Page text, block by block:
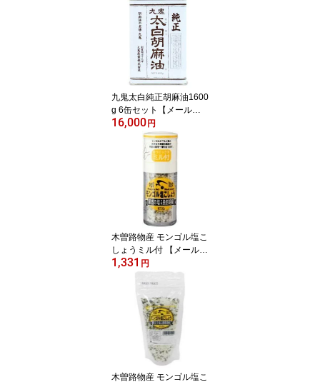
九鬼太白純正胡麻油1600
g 6缶セット【メール
便・コンパクト便不可】
16,000円
木曽路物産 モンゴル塩こ
しょうミル付 【メール便
不可】【コンパクト便O
1,331 円
木曽路物産 モンゴル塩こ